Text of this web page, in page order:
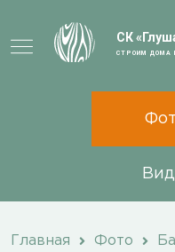
СК
СТРОИМ ДОМА
Главная Фото